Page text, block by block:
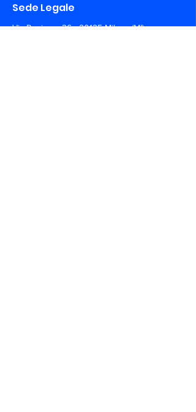
Sede Legale
Via Rovigno,26 - 20125Milano (MI)